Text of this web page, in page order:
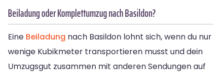
Beiladung oder Komplettumzug nach Basildon?
Eine Beiladung nach Basildon lohnt sich, wenn du nur
wenige Kubikmeter transportieren musst und dein
Umzugsgut zusammen mit anderen Sendungen auf